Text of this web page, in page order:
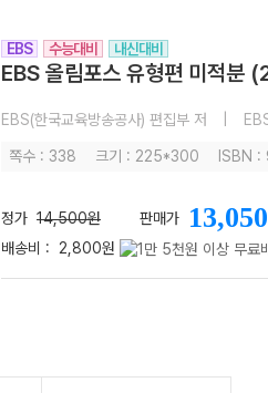
EBS 수능대비 내신대비
EBS 올림포스 유형편 미적분
EBS(한국교육방송공사) 편집부 저
쪽수 : 338 크기 : 225*300 ISBN
정가 14,500원 판매가 13,050
배송비 : 2,800원